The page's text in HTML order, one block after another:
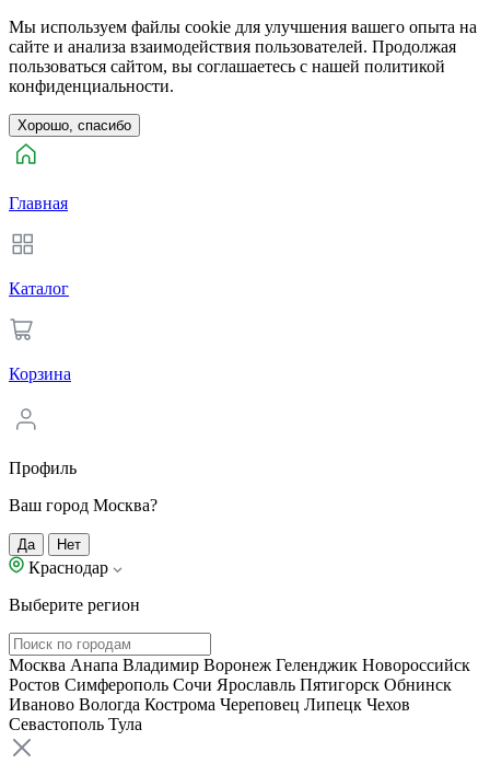
Мы используем файлы cookie для улучшения вашего опыта на
сайте и анализа взаимодействия пользователей. Продолжая
пользоваться сайтом, вы соглашаетесь с нашей политикой
конфиденциальности.
Хорошо, спасибо
Главная
Каталог
Корзина
Профиль
Ваш город Москва?
Да Нет
Краснодар
Выберите регион
Москва Анапа Владимир Воронеж Геленджик Новороссийск
Ростов Симферополь Сочи Ярославль Пятигорск Обнинск
Иваново Вологда Кострома Череповец Липецк Чехов
Севастополь Тула